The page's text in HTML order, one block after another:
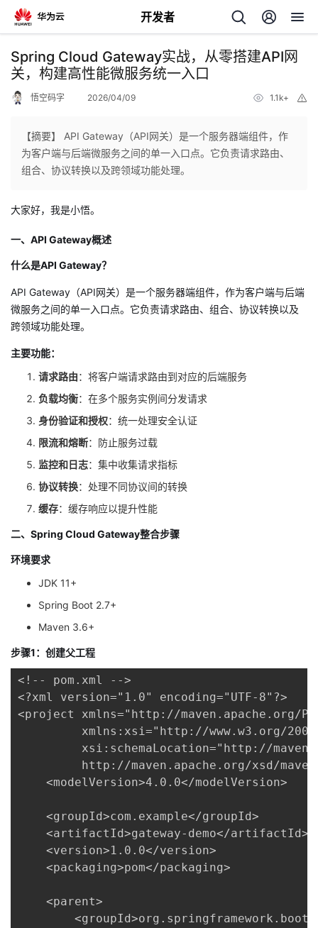
开发者
返
回
个
人
主
页
我
的
开
发
我
博
的
坛
我
圈
的
播
我
活
的
注
我
开
发
者
的
Programs
我
的
支
Spring Cloud Gateway实战，从零搭建API网
关，构建高性能微服务统一入口
悟空码字 2026/04/09 1.1k+
【摘要】 API Gateway（API网关）是一个服务器端组件，作
为客户端与后端微服务之间的单一入口点。它负责请求路由、
组合、协议转换以及跨领域功能处理。
大家好，我是小悟。
一、 API Gateway概述
什么是API Gateway？
API Gateway（API网关）是一个服务器端组件，作为客户端与后端
微服务之间的单一入口点。它负责请求路由、组合、协议转换以及
跨领域功能处理。
主要功能：
请求路由：将客户端请求路由到对应的后端服务
负载均衡：在多个服务实例间分发请求
身份验证和授权：统一处理安全认证
限流和熔断：防止服务过载
监控和日志：集中收集请求指标
协议转换：处理不同协议间的转换
缓存：缓存响应以提升性能
二、 Spring Cloud Gateway整合步骤
环境要求
JDK 11+
Spring Boot 2.7+
Maven 3.6+
步骤1：创建父工程
<!-- pom.xml -->
<?xml version="1.0" encoding="UTF-8"?>
<project xmlns="http://maven.apache.org/
xmlns:xsi="http://www.w3.org/
xsi:schemaLocation="http://
http://maven.apache.org/xsd/
    <modelVersion>4.0.0</modelVersion>
    <groupId>com.example</groupId>
    <artifactId>gateway-demo</artifactId>
    <version>1.0.0</version>
    <packaging>pom</packaging>
    <parent>